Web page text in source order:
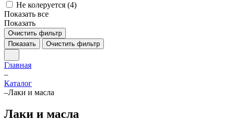
Не колеруется (4)
Показать все
Показать
Очистить фильтр
Показать
Очистить фильтр
Главная
–
Каталог
–Лаки и масла
Лаки и масла